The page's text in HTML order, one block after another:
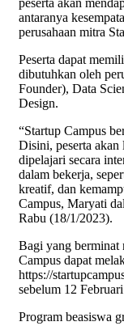
peserta akan
antaranya
perusahaan mitra
Peserta dapat
dibutuhkan oleh
Founder), Data
Design.
“Startup Campus
Disini, peserta
dipelajari secara
dalam bekerja,
kreatif, dan
Campus, Maryati
Rabu (18/1/2023).
Bagi yang berminat
Campus dapat
https://
sebelum 12
Program beasiswa